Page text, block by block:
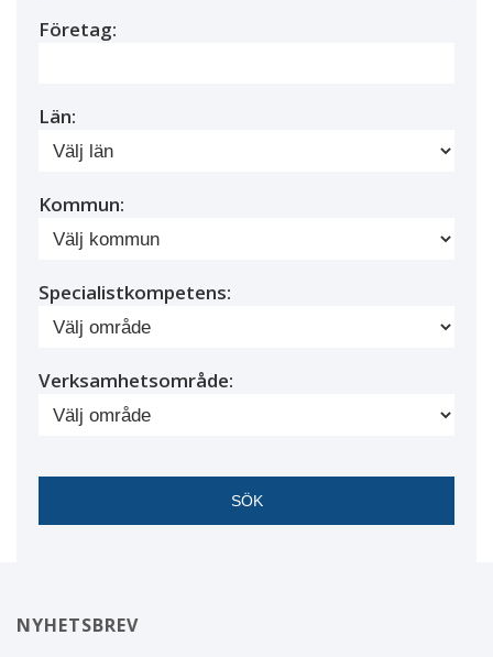
Företag:
Län:
Kommun:
Specialistkompetens:
Verksamhetsområde:
NYHETSBREV